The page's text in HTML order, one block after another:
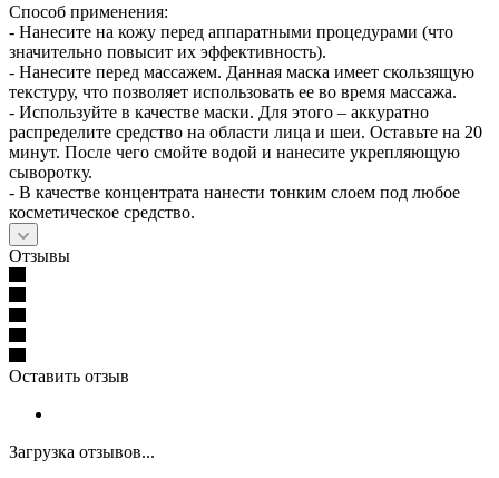
Способ применения:
- Нанесите на кожу перед аппаратными процедурами (что
значительно повысит их эффективность).
- Нанесите перед массажем. Данная маска имеет скользящую
текстуру, что позволяет использовать ее во время массажа.
- Используйте в качестве маски. Для этого – аккуратно
распределите средство на области лица и шеи. Оставьте на 20
минут. После чего смойте водой и нанесите укрепляющую
сыворотку.
- В качестве концентрата нанести тонким слоем под любое
косметическое средство.
Отзывы
Оставить отзыв
Загрузка отзывов...